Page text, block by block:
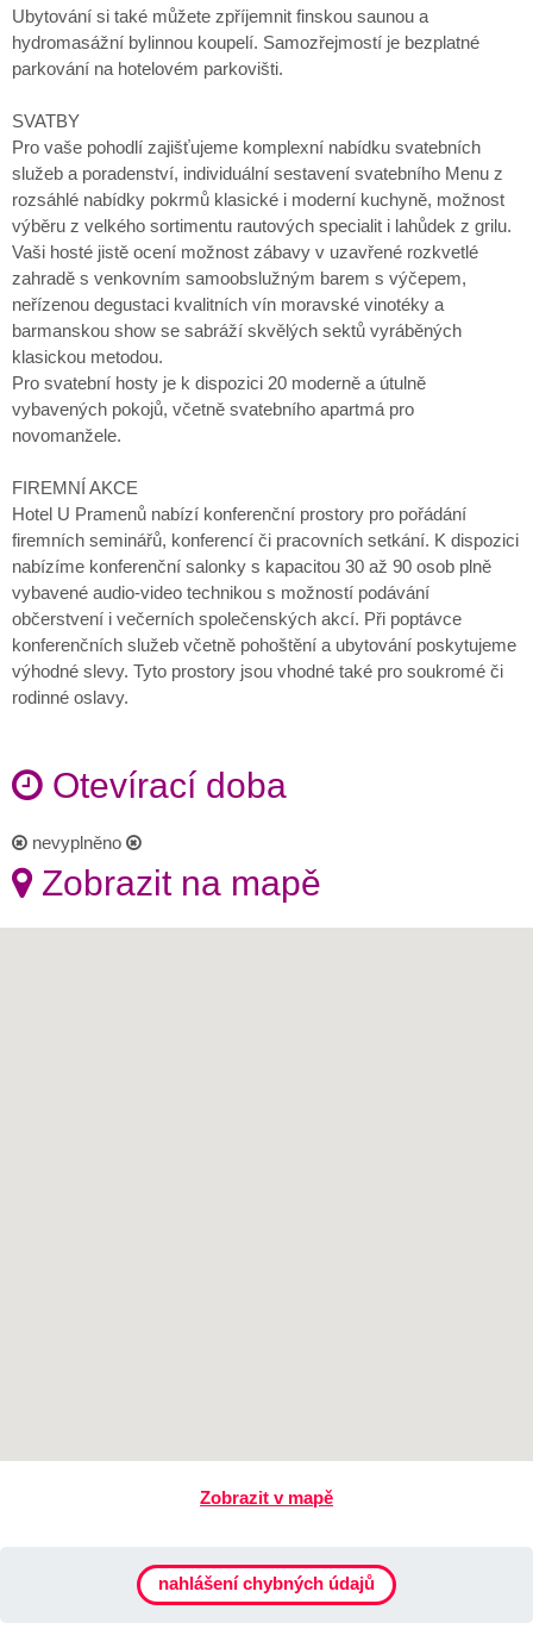
Ubytování si také můžete zpříjemnit finskou saunou a
hydromasážní bylinnou koupelí. Samozřejmostí je bezplatné
parkování na hotelovém parkovišti.
SVATBY
Pro vaše pohodlí zajišťujeme komplexní nabídku svatebních
služeb a poradenství, individuální sestavení svatebního Menu z
rozsáhlé nabídky pokrmů klasické i moderní kuchyně, možnost
výběru z velkého sortimentu rautových specialit i lahůdek z grilu.
Vaši hosté jistě ocení možnost zábavy v uzavřené rozkvetlé
zahradě s venkovním samoobslužným barem s výčepem,
neřízenou degustaci kvalitních vín moravské vinotéky a
barmanskou show se sabráží skvělých sektů vyráběných
klasickou metodou.
Pro svatební hosty je k dispozici 20 moderně a útulně
vybavených pokojů, včetně svatebního apartmá pro
novomanžele.
FIREMNÍ AKCE
Hotel U Pramenů nabízí konferenční prostory pro pořádání
firemních seminářů, konferencí či pracovních setkání. K dispozici
nabízíme konferenční salonky s kapacitou 30 až 90 osob plně
vybavené audio-video technikou s možností podávání
občerstvení i večerních společenských akcí. Při poptávce
konferenčních služeb včetně pohoštění a ubytování poskytujeme
výhodné slevy. Tyto prostory jsou vhodné také pro soukromé či
rodinné oslavy.
Otevírací doba
nevyplněno
Zobrazit na mapě
Zobrazit v mapě
nahlášení chybných údajů